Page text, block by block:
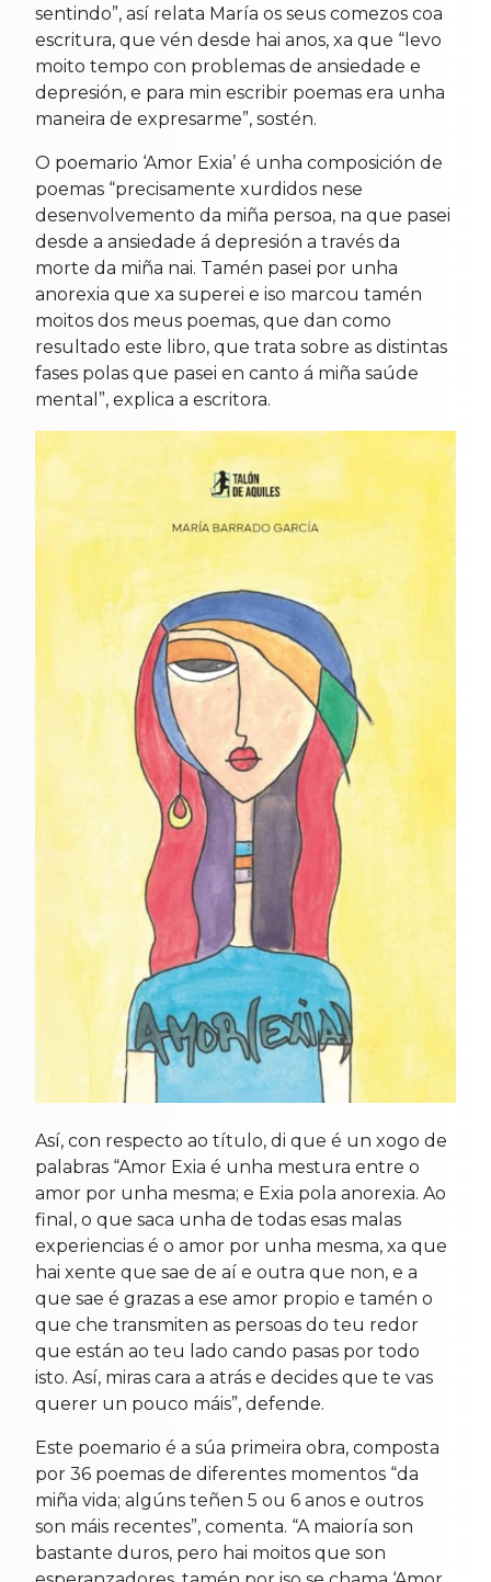
sentindo”, así relata María os seus comezos coa
escritura, que vén desde hai anos, xa que “levo
moito tempo con problemas de ansiedade e
depresión, e para min escribir poemas era unha
maneira de expresarme”, sostén.
O poemario ‘Amor Exia’ é unha composición de
poemas “precisamente xurdidos nese
desenvolvemento da miña persoa, na que pasei
desde a ansiedade á depresión a través da
morte da miña nai. Tamén pasei por unha
anorexia que xa superei e iso marcou tamén
moitos dos meus poemas, que dan como
resultado este libro, que trata sobre as distintas
fases polas que pasei en canto á miña saúde
mental”, explica a escritora.
Así, con respecto ao título, di que é un xogo de
palabras “Amor Exia é unha mestura entre o
amor por unha mesma; e Exia pola anorexia. Ao
final, o que saca unha de todas esas malas
experiencias é o amor por unha mesma, xa que
hai xente que sae de aí e outra que non, e a
que sae é grazas a ese amor propio e tamén o
que che transmiten as persoas do teu redor
que están ao teu lado cando pasas por todo
isto. Así, miras cara a atrás e decides que te vas
querer un pouco máis”, defende.
Este poemario é a súa primeira obra, composta
por 36 poemas de diferentes momentos “da
miña vida; algúns teñen 5 ou 6 anos e outros
son máis recentes”, comenta. “A maioría son
bastante duros, pero hai moitos que son